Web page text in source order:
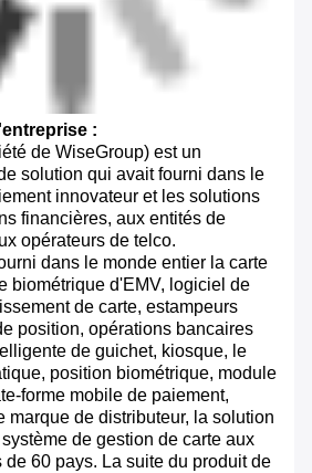
:
de WiseGroup) est un
solution qui avait fourni dans le
innovateur et les solutions
financières, aux entités de
opérateurs de telco.
dans le monde entier la carte
biométrique d'EMV, logiciel de
de carte, estampeurs
position, opérations bancaires
de guichet, kiosque, le
position biométrique, module
forme mobile de paiement,
marque de distributeur, la solution
de gestion de carte aux
60 pays. La suite du produit de